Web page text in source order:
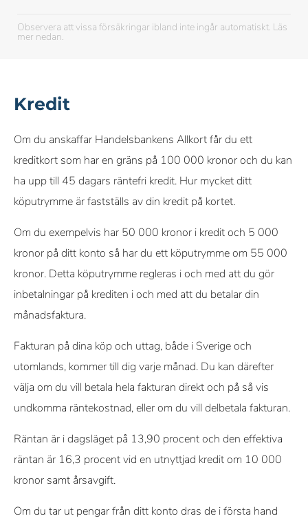
Observera att vissa försäkringar ibland inte ingår automatiskt. Läs
mer nedan.
Kredit
Om du anskaffar Handelsbankens Allkort får du ett
kreditkort som har en gräns på 100 000 kronor och du kan
ha upp till 45 dagars räntefri kredit. Hur mycket ditt
köputrymme är fastställs av din kredit på kortet.
Om du exempelvis har 50 000 kronor i kredit och 5 000
kronor på ditt konto så har du ett köputrymme om 55 000
kronor. Detta köputrymme regleras i och med att du gör
inbetalningar på krediten i och med att du betalar din
månadsfaktura.
Fakturan på dina köp och uttag, både i Sverige och
utomlands, kommer till dig varje månad. Du kan därefter
välja om du vill betala hela fakturan direkt och på så vis
undkomma räntekostnad, eller om du vill delbetala fakturan.
Räntan är i dagsläget på 13,90 procent och den effektiva
räntan är 16,3 procent vid en utnyttjad kredit om 10 000
kronor samt årsavgift.
Om du tar ut pengar från ditt konto dras de i första hand